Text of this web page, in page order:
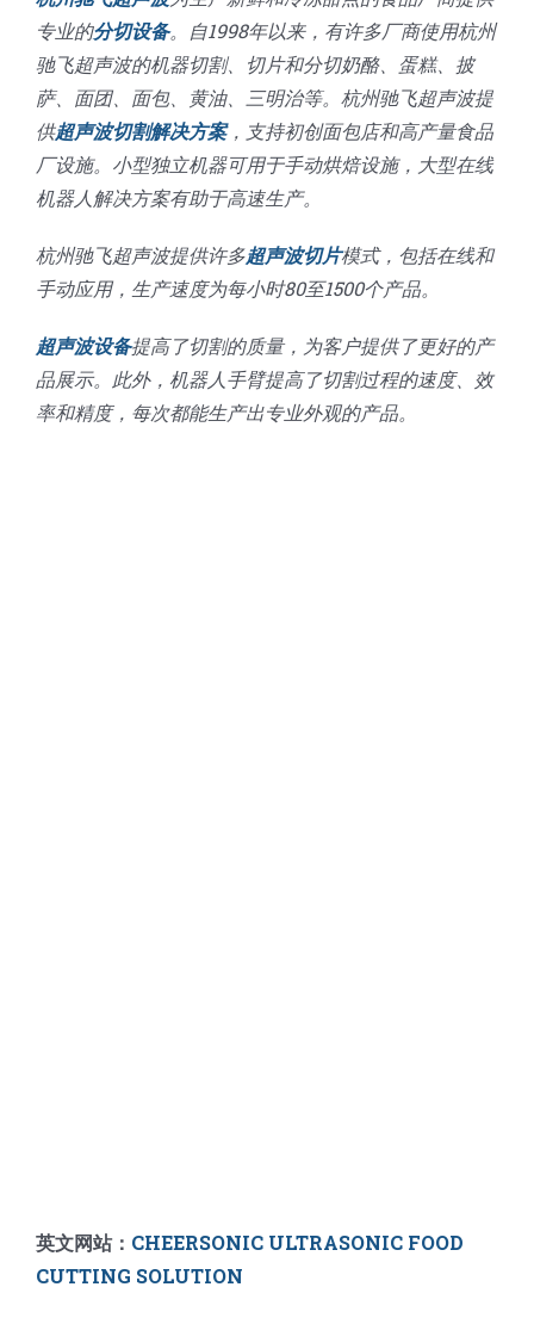
专业的分切设备。自1998年以来，有许多厂商使用杭州
驰飞超声波的机器切割、切片和分切奶酪、蛋糕、披
萨、面团、面包、黄油、三明治等。杭州驰飞超声波提
供超声波切割解决方案，支持初创面包店和高产量食品
厂设施。小型独立机器可用于手动烘焙设施，大型在线
机器人解决方案有助于高速生产。
杭州驰飞超声波提供许多超声波切片模式，包括在线和
手动应用，生产速度为每小时80至1500个产品。
超声波设备提高了切割的质量，为客户提供了更好的产
品展示。此外，机器人手臂提高了切割过程的速度、效
率和精度，每次都能生产出专业外观的产品。
英文网站： CHEERSONIC ULTRASONIC FOOD
CUTTING SOLUTION